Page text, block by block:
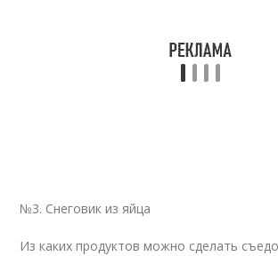
№3. Снеговик из яйца
Из каких продуктов можно сделать